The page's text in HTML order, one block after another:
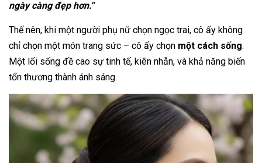
ngày càng đẹp hơn."
Thế nên, khi một người phụ nữ chọn ngọc trai, cô ấy không
chỉ chọn một món trang sức – cô ấy chọn một cách sống.
Một lối sống đề cao sự tinh tế, kiên nhẫn, và khả năng biến
tổn thương thành ánh sáng.